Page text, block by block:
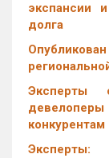
экспансии
долга
Эксперты
конкурентам